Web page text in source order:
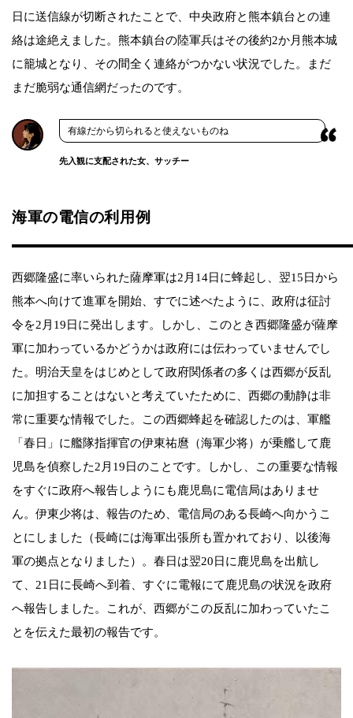
日に送信線が切断されたことで、中央政府と熊本鎮台との連
絡は途絶えました。熊本鎮台の陸軍兵はその後約2か月熊本城
に籠城となり、その間全く連絡がつかない状況でした。まだ
まだ脆弱な通信網だったのです。
有線だから切られると使えないものね
先入観に支配された女、サッチー
海軍の電信の利用例
西郷隆盛に率いられた薩摩軍は2月14日に蜂起し、翌15日から
熊本へ向けて進軍を開始、すでに述べたように、政府は征討
令を2月19日に発出します。しかし、このとき西郷隆盛が薩摩
軍に加わっているかどうかは政府には伝わっていませんでし
た。明治天皇をはじめとして政府関係者の多くは西郷が反乱
に加担することはないと考えていたために、西郷の動静は非
常に重要な情報でした。この西郷蜂起を確認したのは、軍艦
「春日」に艦隊指揮官の伊東祐麿（海軍少将）が乗艦して鹿
児島を偵察した2月19日のことです。しかし、この重要な情報
をすぐに政府へ報告しようにも鹿児島に電信局はありませ
ん。伊東少将は、報告のため、電信局のある長崎へ向かうこ
とにしました（長崎には海軍出張所も置かれており、以後海
軍の拠点となりました）。春日は翌20日に鹿児島を出航し
て、21日に長崎へ到着、すぐに電報にて鹿児島の状況を政府
へ報告しました。これが、西郷がこの反乱に加わっていたこ
とを伝えた最初の報告です。